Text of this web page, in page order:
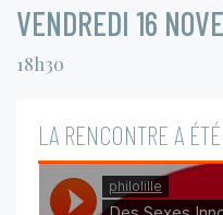
VENDREDI 16
18h30
LA RENCONTRE A